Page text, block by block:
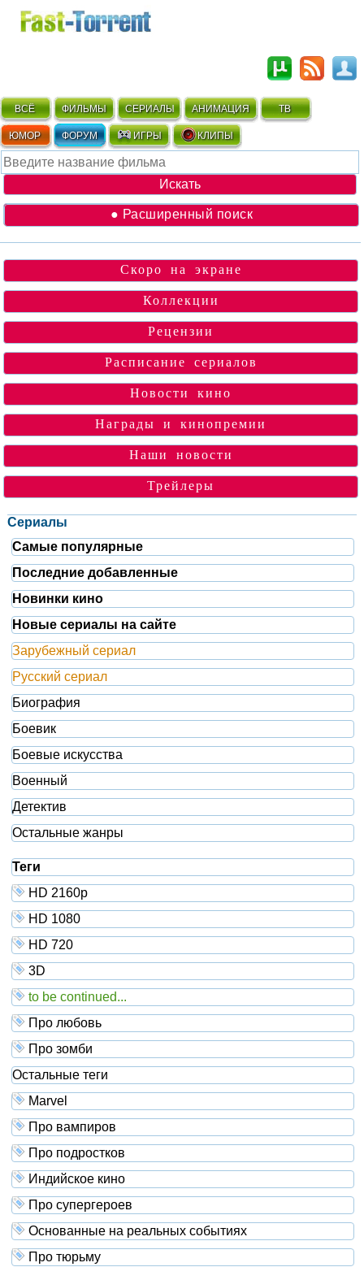
ВСЁ ФИЛЬМЫ СЕРИАЛЫ АНИМАЦИЯ ТВ
ЮМОР ФОРУМ ИГРЫ КЛИПЫ
● Расширенный поиск
Скоро на экране
Коллекции
Рецензии
Расписание сериалов
Новости кино
Награды и кинопремии
Наши новости
Трейлеры
Сериалы
Самые популярные
Последние добавленные
Новинки кино
Новые сериалы на сайте
Зарубежный сериал
Русский сериал
Биография
Боевик
Боевые искусства
Военный
Детектив
Остальные жанры
Теги
HD 2160р
HD 1080
HD 720
3D
to be continued...
Про любовь
Про зомби
Остальные теги
Marvel
Про вампиров
Про подростков
Индийское кино
Про супергероев
Основанные на реальных событиях
Про тюрьму